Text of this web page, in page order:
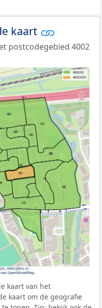
kaart
postcodegebied 4002
kaart van het
kaart om de geografie